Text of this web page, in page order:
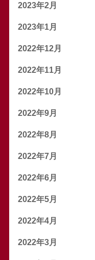
2023年2月
2023年1月
2022年12月
2022年11月
2022年10月
2022年9月
2022年8月
2022年7月
2022年6月
2022年5月
2022年4月
2022年3月